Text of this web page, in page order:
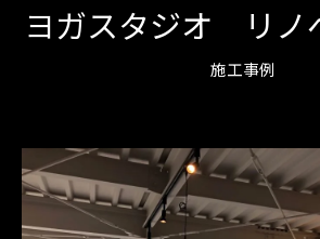
施工事例
ヨガスタジオ リノ